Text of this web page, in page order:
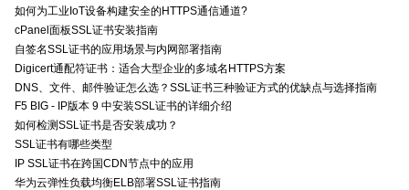
如何为工业IoT设备构建安全的HTTPS通信通道?
cPanel面板SSL证书安装指南
自签名SSL证书的应用场景与内网部署指南
Digicert通配符证书：适合大型企业的多域名HTTPS方案
DNS、文件、邮件验证怎么选？SSL证书三种验证方式的优缺点与选择指南
F5 BIG - IP版本 9 中安装SSL证书的详细介绍
如何检测SSL证书是否安装成功？
SSL证书有哪些类型
IP SSL证书在跨国CDN节点中的应用
华为云弹性负载均衡ELB部署SSL证书指南